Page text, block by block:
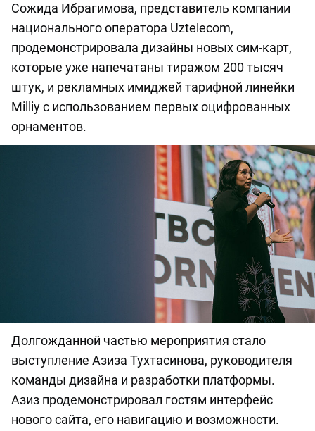
Сожида Ибрагимова, представитель компании
национального оператора Uztelecom,
продемонстрировала дизайны новых сим-карт,
которые уже напечатаны тиражом 200 тысяч
штук, и рекламных имиджей тарифной линейки
Milliy с использованием первых оцифрованных
орнаментов.
Долгожданной частью мероприятия стало
выступление Азиза Тухтасинова, руководителя
команды дизайна и разработки платформы.
Азиз продемонстрировал гостям интерфейс
нового сайта, его навигацию и возможности.